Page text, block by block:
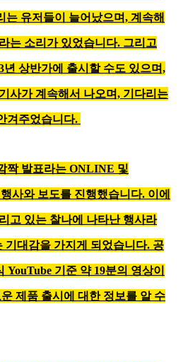
는 유저들이 늘어났으며, 계속해
는 소리가 있었습니다. 그리고
년 상반가에 출시할 수도 있으며,
사가 계속해서 나오며, 기다리는
겨주었습니다.
짝 발표라는 ONLINE 및
사와 보도를 진행했습니다. 이에
고 있는 찰나에 나타난 행사라
대감을 가지게 되었습니다. 공
YouTube 기준 약 19분의 영상이
제품 출시에 대한 정보를 알 수